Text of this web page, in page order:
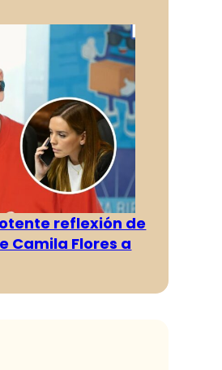
reflexión de
Camila Flores a